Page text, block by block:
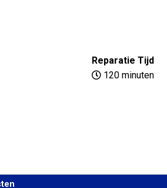
Reparatie Tijd
120 minuten